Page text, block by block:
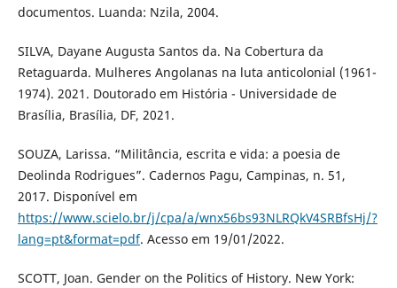
documentos. Luanda: Nzila, 2004.
SILVA, Dayane Augusta Santos da. Na Cobertura da
Retaguarda. Mulheres Angolanas na luta anticolonial (1961-
1974). 2021. Doutorado em História - Universidade de
Brasília, Brasília, DF, 2021.
SOUZA, Larissa. “Militância, escrita e vida: a poesia de
Deolinda Rodrigues”. Cadernos Pagu, Campinas, n. 51,
2017. Disponível em
https://www.scielo.br/j/cpa/a/wnx56bs93NLRQkV4SRBfsHj/?
lang=pt&format=pdf. Acesso em 19/01/2022.
SCOTT, Joan. Gender on the Politics of History. New York: